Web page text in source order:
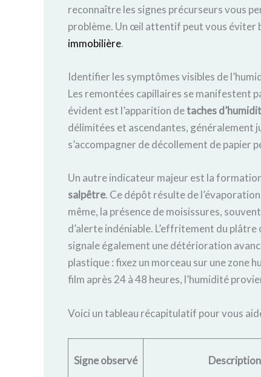
reconnaître les signes précurseurs vous
problème. Un œil attentif peut vous éviter
immobilière.
Identifier les symptômes visibles de
Les remontées capillaires se manifestent
évident est l’apparition detaches
délimitées et ascendantes, généralement
s’accompagner de décollement de papier
Un autre indicateur majeur est la
salpêtre. Ce dépôt résulte de
même, la présence de moisissures,
d’alerte indéniable. L’effritement du
signale également une détérioration
plastique : fixez un morceau sur une zone
film après 24 à 48 heures, l’humidité
Voici un tableau récapitulatif pour vous
Signe observé Description